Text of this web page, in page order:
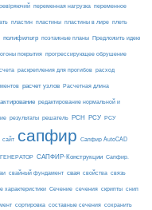
переменная нагрузка переменное
пластин пластины пластины в лире плеть
полифильтр поэтажные планы Предложить идею
покрытия прогрессирующее обрушение
раскрепления для прогибов расход
расчет узлов Расчетная длина
редактирование нормальной и
результаты решатель РСН РСУ РСУ
сайт сапфир Сапфир AutoCAD
САПФИР-Конструкции Сапфир.
свайный фундамент свая свойства связь
характеристики Сечение сечения скрипты снип
сортировка составные сечения сохранить